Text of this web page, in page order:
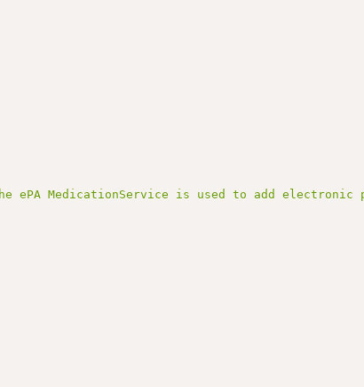
ePA MedicationService is used to add